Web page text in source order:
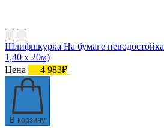
Шлифшкурка На бумаге
1,40 х 20м)
Цена
4 983₽
В корзину